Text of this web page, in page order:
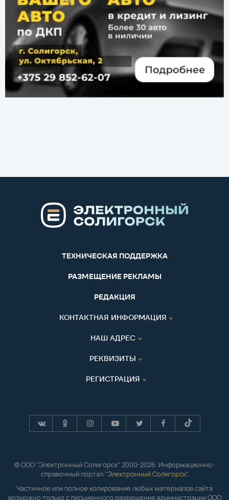
ТЕХНИЧЕСКАЯ ПОДДЕРЖКА
РАЗМЕЩЕНИЕ РЕКЛАМЫ
РЕДАКЦИЯ
КОНТАКТНАЯ ИНФОРМАЦИЯ
НАШ АДРЕС
РЕКВИЗИТЫ
РЕГИСТРАЦИЯ
© ООО "Электронный Солигорск" 2000-2026. Информационно-
справочный портал "Электронный Солигорск".
Частичное или полное копирование любых материалов сайта
возможно только с письменного разрешения администрации ООО